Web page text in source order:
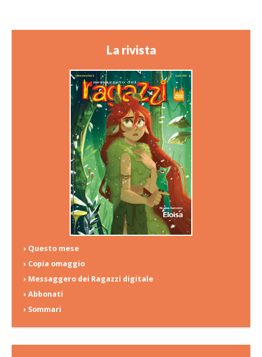
La rivista
› Questo mese
› Copia omaggio
› Messaggero dei Ragazzi digitale
› Abbonati
› Sommari